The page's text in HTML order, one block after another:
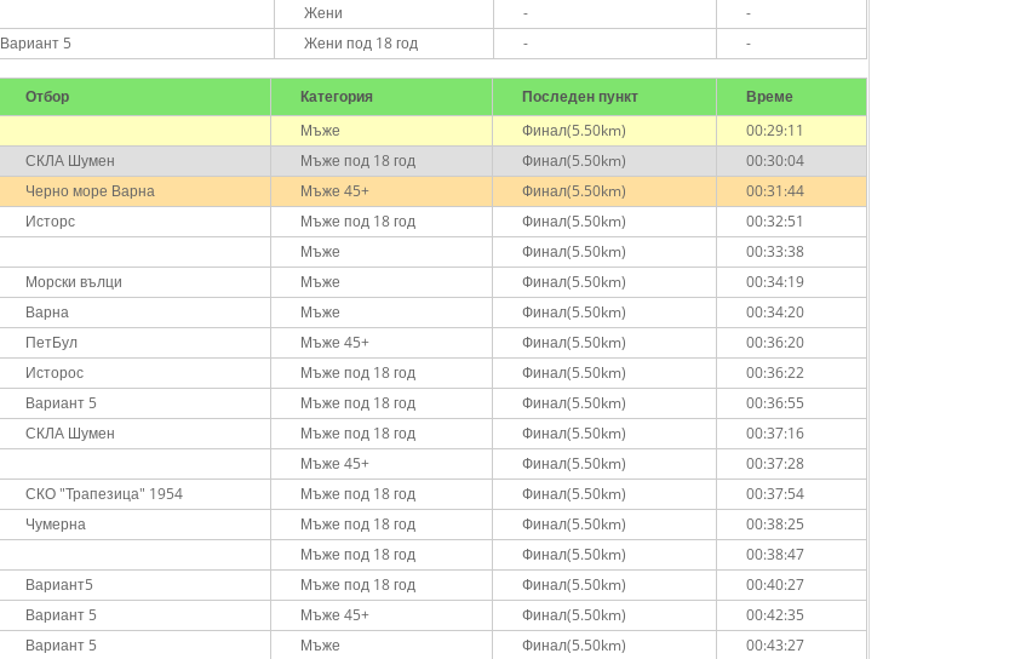
Жени -
-
Вариант 5 Жени под 18 год - -
Отбор Категория Последен пункт
Време
Мъже Финал(5.50km)
00:29:11
СКЛА Шумен Мъже под 18 год Финал(5.50km)
00:30:04
Черно море Варна Мъже 45+ Финал(5.50km)
00:31:44
Исторс Мъже под 18 год Финал(5.50km)
00:32:51
Мъже Финал(5.50km)
00:33:38
Морски вълци Мъже Финал(5.50km)
00:34:19
Варна Мъже Финал(5.50km)
00:34:20
ПетБул Мъже 45+ Финал(5.50km)
00:36:20
Исторос Мъже под 18 год Финал(5.50km)
00:36:22
Вариант 5 Мъже под 18 год Финал(5.50km)
00:36:55
СКЛА Шумен Мъже под 18 год Финал(5.50km)
00:37:16
Мъже 45+ Финал(5.50km)
00:37:28
СКО "Трапезица" 1954 Мъже под 18 год Финал(5.50km)
00:37:54
Чумерна Мъже под 18 год Финал(5.50km)
00:38:25
Мъже под 18 год Финал(5.50km)
00:38:47
Вариант5 Мъже под 18 год Финал(5.50km)
00:40:27
Вариант 5 Мъже 45+ Финал(5.50km)
00:42:35
Вариант 5 Мъже Финал(5.50km)
00:43:27